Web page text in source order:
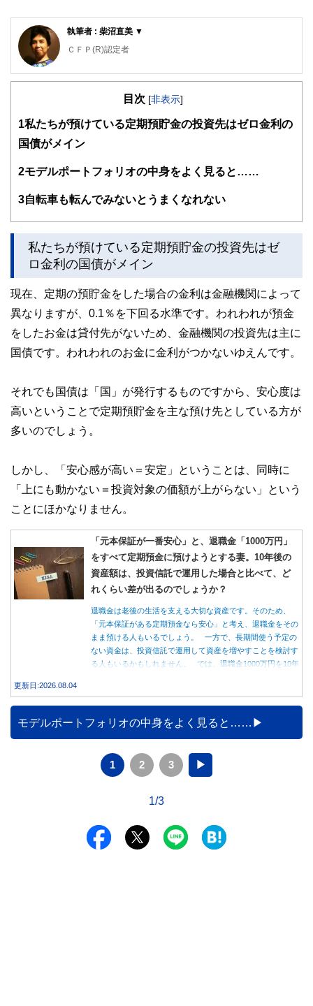
執筆者 : 柴沼直美 ▼
ＣＦＰ(R)認定者
大学を卒業後、保険営業に従事したのち渡米。MBAを修得
を機に現職。3人の子育てから教育費の捻出・方法・留学ま
び・相続発生時の手続きについてもアドバイス経験多数。現
2018年5月まで日本FP協会広報スタッフ
目次 [非表示]
1私たちが預けている定期預貯金の投資先はゼロ金利の
国債がメイン
2モデルポートフォリオの中身をよく見ると……
3自転車も転んでみないとうまくなれない
私たちが預けている定期預貯金の投資先はゼ
ロ金利の国債がメイン
現在、定期の預貯金をした場合の金利は金融機関によって
異なりますが、0.1％を下回る水準です。われわれが預金
をしたお金は貸付先がないため、金融機関の投資先は主に
国債です。われわれのお金に金利がつかないゆえんです。
それでも国債は「国」が発行するものですから、安心度は
高いということで定期預貯金を主な預け先としている方が
多いのでしょう。
しかし、「安心感が高い＝安定」ということは、同時に
「上にも動かない＝投資対象の価額が上がらない」という
ことにほかなりません。
「元本保証が一番安心」と、退職金「1000万円」
をすべて定期預金に預けようとする妻。10年後の
資産額は、投資信託で運用した場合と比べて、ど
れくらい差が出るのでしょうか？
退職金は老後の生活を支える大切な資産です。そのため、
「元本保証がある定期預金なら安心」と考え、退職金をその
まま預ける人もいるでしょう。 一方で、長期間使う予定の
ない資金は、投資信託で運用して資産を増やすことを検討す
る人もいるかもしれません。 では、退職金1000万円を10年
レーションします。
更新日:2026.08.04
モデルポートフォリオの中身をよく見ると……
1 2 3 ▶
1/3